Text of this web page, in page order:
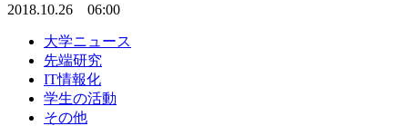
2018.10.26 06:00
大学ニュース
先端研究
IT情報化
学生の活動
その他